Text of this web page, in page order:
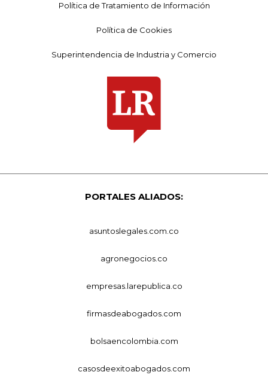
Política de Tratamiento de Información
Política de Cookies
Superintendencia de Industria y Comercio
PORTALES ALIADOS:
asuntoslegales.com.co
agronegocios.co
empresas.larepublica.co
firmasdeabogados.com
bolsaencolombia.com
casosdeexitoabogados.com